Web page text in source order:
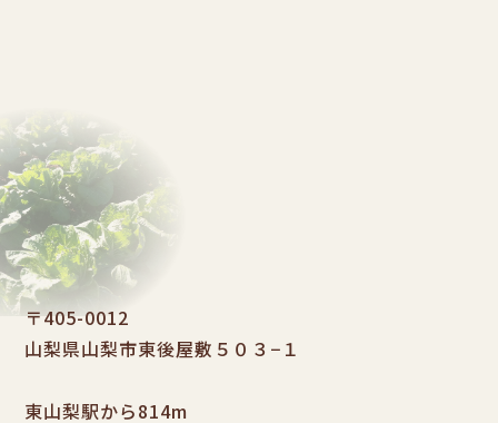
〒405-0012
山梨県山梨市東後屋敷５０３−１
東山梨駅から814m